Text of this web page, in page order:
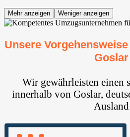
Mehr anzeigen Weniger anzeigen
Unsere
Goslar
Wir gewährleisten einen
innerhalb von Goslar,
Ausland